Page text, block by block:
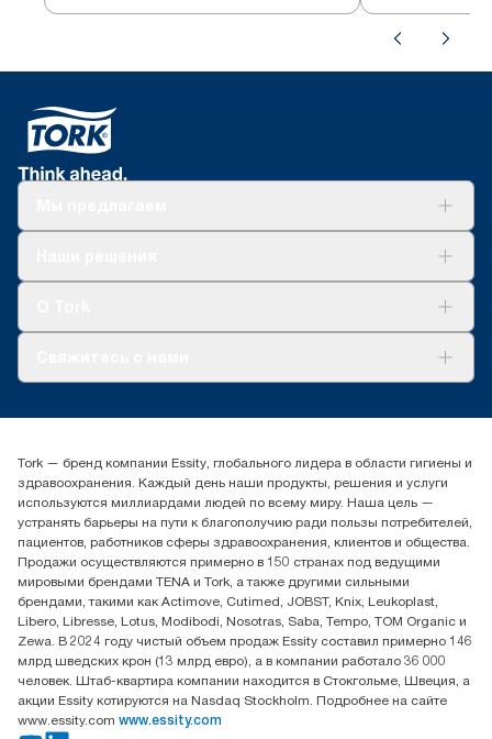
(+7) 777 779 0095
Контакты на рынках СНГ
ООО «Эссити», Представительство в Казахстане Пр.
Достык, 210, 2 блок, 3 этаж,
офис №32 050051, г.
Алматы, Казахстан
Tork — бренд компании Essity, глобального лидера в области гигиены и
здравоохранения. Каждый день наши продукты, решения и услуги
используются миллиардами людей по всему миру. Наша цель —
устранять барьеры на пути к благополучию ради пользы потребителей,
пациентов, работников сферы здравоохранения, клиентов и общества.
Продажи осуществляются примерно в 150 странах под ведущими
мировыми брендами TENA и Tork, а также другими сильными
брендами, такими как Actimove, Cutimed, JOBST, Knix, Leukoplast,
Libero, Libresse, Lotus, Modibodi, Nosotras, Saba, Tempo, TOM Organic и
Zewa. В 2024 году чистый объем продаж Essity составил примерно 146
млрд шведских крон (13 млрд евро), а в компании работало 36 000
человек. Штаб-квартира компании находится в Стокгольме, Швеция, а
акции Essity котируются на Nasdaq Stockholm. Подробнее на сайте
www.essity.com www.essity.com